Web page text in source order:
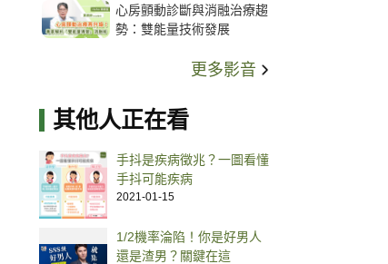
解析支架種類、風險與選擇
關鍵
心房顫動診斷與消融治療趨
勢：雙能量技術發展
更多影音
其他人正在看
手抖是疾病徵兆？一圖看懂
手抖可能疾病
2021-01-15
1/2機率淪陷！你是好男人
還是渣男？關鍵在這